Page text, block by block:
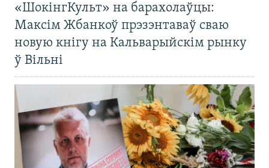
«ШокінгКульт» на барахолаўцы:
Максім Жбанкоў прэзэнтаваў сваю
новую кнігу на Кальварыйскім рынку
ў Вільні